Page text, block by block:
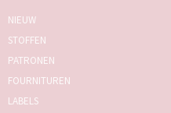
NIEUW
STOFFEN
PATRONEN
FOURNITUREN
LABELS